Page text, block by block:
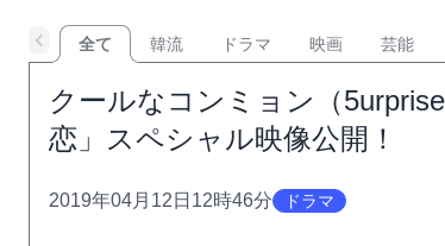
全て 韓流 ドラマ 映画 芸能
クールなコンミョン（
恋」スペシャル映像公開！
2019年04月12日12時46分 ドラマ